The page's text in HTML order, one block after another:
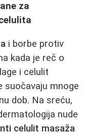
za
i borbe protiv
kada je reč o
i celulit
suočavaju mnoge
dob. Na sreću,
nude
celulit masaža